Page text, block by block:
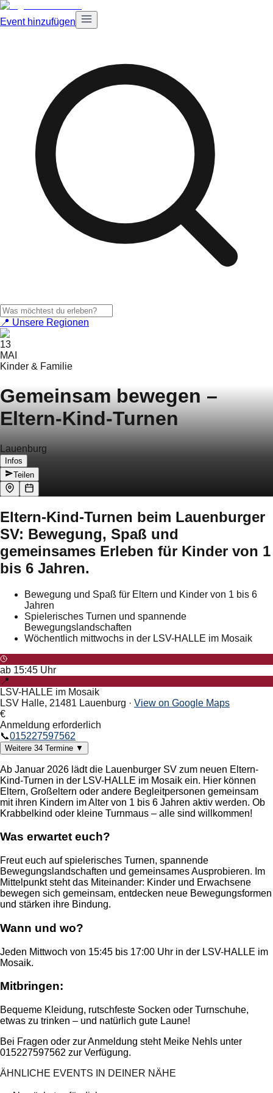
Event hinzufügen
📍 Unsere Regionen
13
MAI
Kinder & Familie
Gemeinsam bewegen –
Eltern-Kind-Turnen
Lauenburg
Infos
Teilen
Eltern-Kind-Turnen beim Lauenburger
SV: Bewegung, Spaß und
gemeinsames Erleben für Kinder von 1
bis 6 Jahren.
Bewegung und Spaß für Eltern und Kinder von 1 bis 6
Jahren
Spielerisches Turnen und spannende
Bewegungslandschaften
Wöchentlich mittwochs in der LSV-HALLE im Mosaik
ab 15:45 Uhr
📍
LSV-HALLE im Mosaik
LSV Halle, 21481 Lauenburg · View on Google Maps
€
Anmeldung erforderlich
📞015227597562
Weitere 34 Termine ▼
Ab Januar 2026 lädt die Lauenburger SV zum neuen Eltern-
Kind-Turnen in der LSV-HALLE im Mosaik ein. Hier können
Eltern, Großeltern oder andere Begleitpersonen gemeinsam
mit ihren Kindern im Alter von 1 bis 6 Jahren aktiv werden. Ob
Krabbelkind oder kleine Turnmaus – alle sind willkommen!
Was erwartet euch?
Freut euch auf spielerisches Turnen, spannende
Bewegungslandschaften und gemeinsames Ausprobieren. Im
Mittelpunkt steht das Miteinander: Kinder und Erwachsene
bewegen sich gemeinsam, entdecken neue Bewegungsformen
und stärken ihre Bindung.
Wann und wo?
Jeden Mittwoch von 15:45 bis 17:00 Uhr in der LSV-HALLE im
Mosaik.
Mitbringen:
Bequeme Kleidung, rutschfeste Socken oder Turnschuhe,
etwas zu trinken – und natürlich gute Laune!
Bei Fragen oder zur Anmeldung steht Meike Nehls unter
015227597562 zur Verfügung.
ÄHNLICHE EVENTS IN DEINER NÄHE